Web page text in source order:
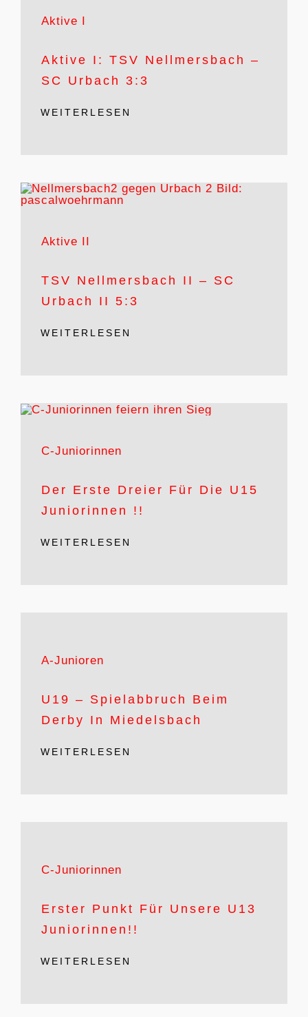
Aktive I
Aktive I: TSV Nellmersbach –
SC Urbach 3:3
WEITERLESEN
Aktive II
TSV Nellmersbach II – SC
Urbach II 5:3
WEITERLESEN
C-Juniorinnen
Der Erste Dreier Für Die U15
Juniorinnen !!
WEITERLESEN
A-Junioren
U19 – Spielabbruch Beim
Derby In Miedelsbach
WEITERLESEN
C-Juniorinnen
Erster Punkt Für Unsere U13
Juniorinnen!!
WEITERLESEN